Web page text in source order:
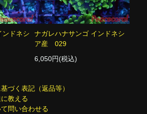
ンドネシ
ナガレハナサンゴ インドネシ
ア産 029
6,050円(税込)
づく表記（返品等）
教える
問い合わせる